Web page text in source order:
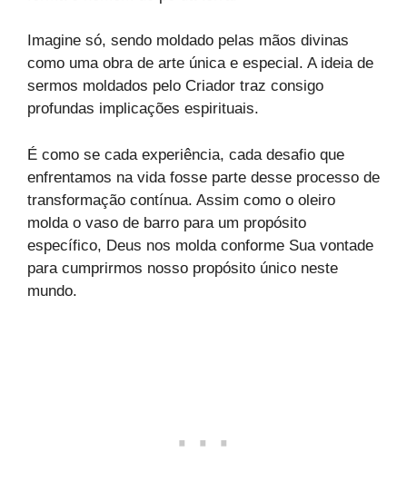
Imagine só, sendo moldado pelas mãos divinas
como uma obra de arte única e especial. A ideia de
sermos moldados pelo Criador traz consigo
profundas implicações espirituais.
É como se cada experiência, cada desafio que
enfrentamos na vida fosse parte desse processo de
transformação contínua. Assim como o oleiro
molda o vaso de barro para um propósito
específico, Deus nos molda conforme Sua vontade
para cumprirmos nosso propósito único neste
mundo.